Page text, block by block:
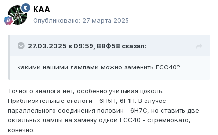
KAA
Опубликовано: 27 марта 2025
27.03.2025 в 09:59, ВВФ58 сказал:
какими нашими лампами можно заменить ЕСС40?
Точного аналога нет, особенно учитывая цоколь.
Приблизительные аналоги - 6Н5П, 6Н1П. В случае
параллельного соединения половин - 6Н7С, но ставить две
октальных лампы на замену одной ЕСС40 - стремновато,
конечно.